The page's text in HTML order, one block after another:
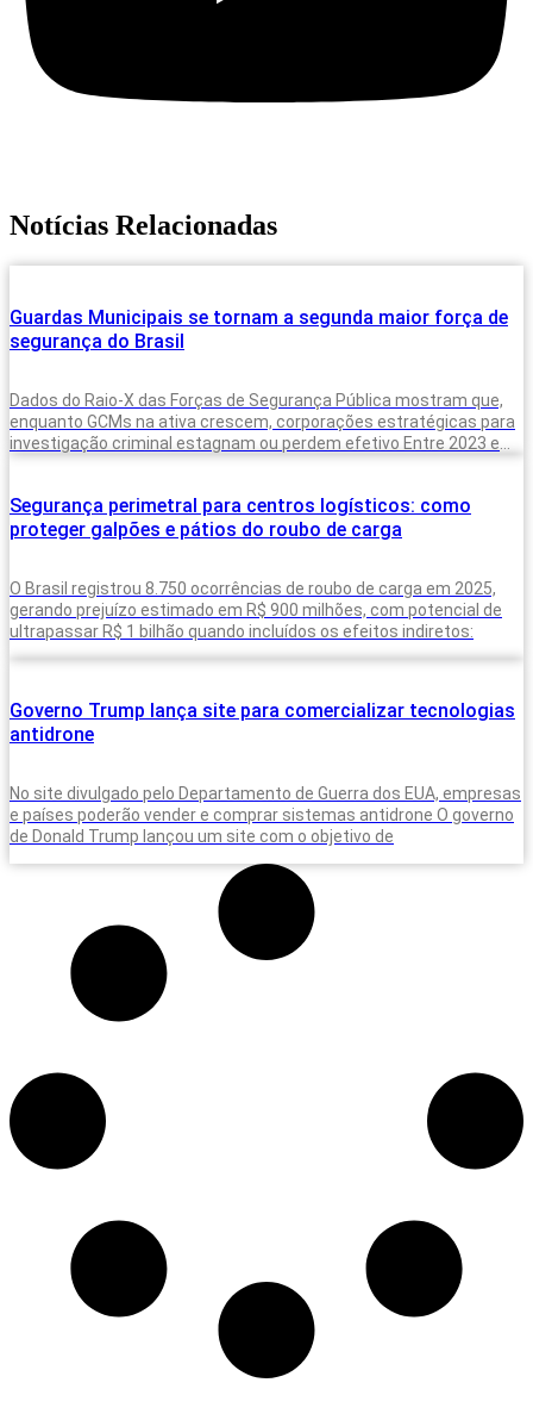
Notícias Relacionadas
Guardas Municipais se tornam a segunda maior força de
segurança do Brasil
Dados do Raio-X das Forças de Segurança Pública mostram que,
enquanto GCMs na ativa crescem, corporações estratégicas para
investigação criminal estagnam ou perdem efetivo Entre 2023 e
Segurança perimetral para centros logísticos: como
proteger galpões e pátios do roubo de carga
O Brasil registrou 8.750 ocorrências de roubo de carga em 2025,
gerando prejuízo estimado em R$ 900 milhões, com potencial de
ultrapassar R$ 1 bilhão quando incluídos os efeitos indiretos:
Governo Trump lança site para comercializar tecnologias
antidrone
No site divulgado pelo Departamento de Guerra dos EUA, empresas
e países poderão vender e comprar sistemas antidrone O governo
de Donald Trump lançou um site com o objetivo de